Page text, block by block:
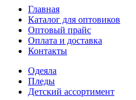
Главная
Каталог для оптовиков
Оптовый прайс
Оплата и доставка
Контакты
Одеяла
Пледы
Детский ассортимент